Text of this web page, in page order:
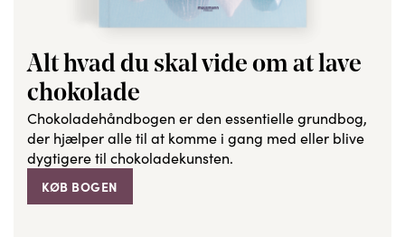
Alt hvad du skal vide om at lave
chokolade
Chokoladehåndbogen er den essentielle grundbog,
der hjælper alle til at komme i gang med eller blive
dygtigere til chokoladekunsten.
KØB BOGEN